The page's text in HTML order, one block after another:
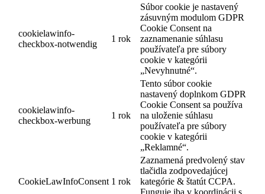
cookielawinfo-
checkbox-notwendig
1 rok
Súbor cookie je nastavený
zásuvným modulom GDPR
Cookie Consent na
zaznamenanie súhlasu
používateľa pre súbory
cookie v kategórii
„Nevyhnutné“.
cookielawinfo-
checkbox-werbung
1 rok
Tento súbor cookie
nastavený doplnkom GDPR
Cookie Consent sa používa
na uloženie súhlasu
používateľa pre súbory
cookie v kategórii
„Reklamné“.
CookieLawInfoConsent 1 rok
Zaznamená predvolený stav
tlačidla zodpovedajúcej
kategórie & štatút CCPA.